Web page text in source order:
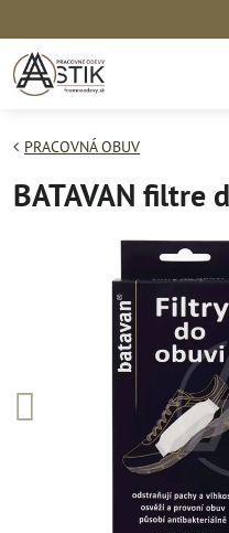
PRACOVNÁ OBUV
BATAVAN filtre